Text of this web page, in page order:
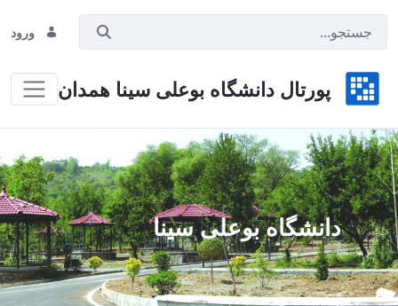
ورود
پورتال دانشگاه بوعلی سینا همدان
Home
دانشگاه بوعلی سینا